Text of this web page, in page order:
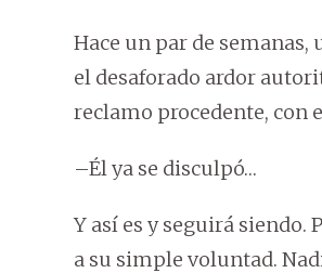
Hace un par de
el desaforado ardor
reclamo procedente, con
–Él ya se disculpó…
Y así es y seguirá siendo.
a su simple voluntad.